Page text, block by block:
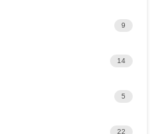
9
14
5
22